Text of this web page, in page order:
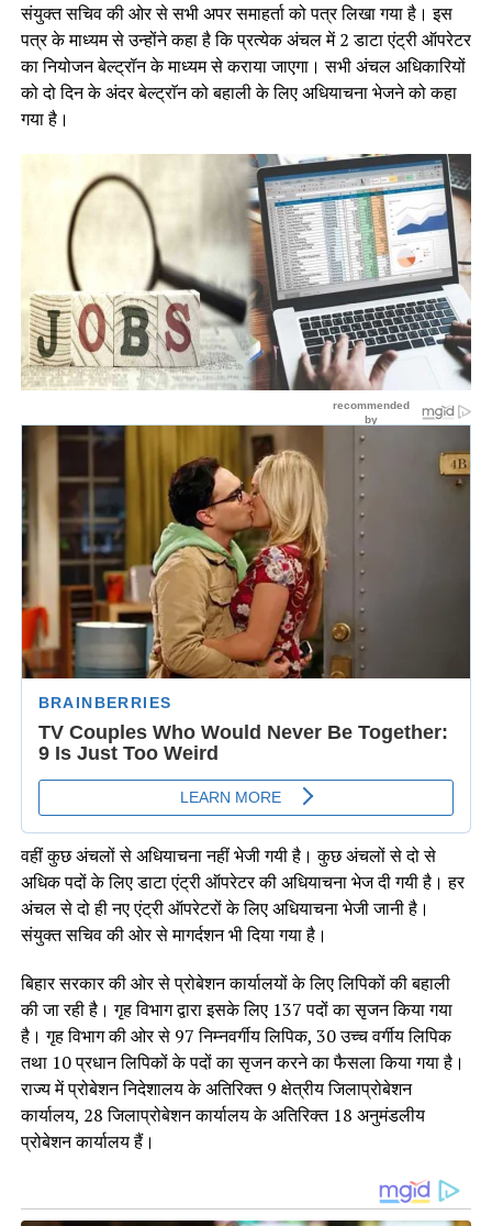
संयुक्त सचिव की ओर से सभी अपर समाहर्ता को पत्र लिखा गया है। इस
पत्र के माध्यम से उन्होंने कहा है कि प्रत्येक अंचल में 2 डाटा एंट्री ऑपरेटर
का नियोजन बेल्ट्रॉन के माध्यम से कराया जाएगा। सभी अंचल अधिकारियों
को दो दिन के अंदर बेल्ट्राॅन को बहाली के लिए अधियाचना भेजने को कहा
गया है।
वहीं कुछ अंचलों से अधियाचना नहीं भेजी गयी है। कुछ अंचलों से दो से
अधिक पदों के लिए डाटा एंट्री ऑपरेटर की अधियाचना भेज दी गयी है। हर
अंचल से दो ही नए एंट्री ऑपरेटरों के लिए अधियाचना भेजी जानी है।
संयुक्त सचिव की ओर से मागर्दशन भी दिया गया है।
बिहार सरकार की ओर से प्रोबेशन कार्यालयों के लिए लिपिकों की बहाली
की जा रही है। गृह विभाग द्वारा इसके लिए 137 पदों का सृजन किया गया
है। गृह विभाग की ओर से 97 निम्नवर्गीय लिपिक, 30 उच्च वर्गीय लिपिक
तथा 10 प्रधान लिपिकों के पदों का सृजन करने का फैसला किया गया है।
राज्य में प्रोबेशन निदेशालय के अतिरिक्त 9 क्षेत्रीय जिलाप्रोबेशन
कार्यालय, 28 जिलाप्रोबेशन कार्यालय के अतिरिक्त 18 अनुमंडलीय
प्रोबेशन कार्यालय हैं।